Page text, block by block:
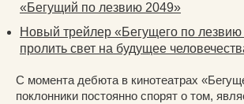
«Бегущий по лезвию 2049»
Новый трейлер «Бегущего по
пролить свет на будущее
С момента дебюта в кинотеатрах
поклонники постоянно спорят о том,